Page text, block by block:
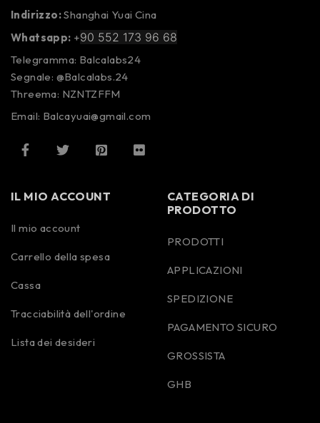
Indirizzo:Shanghai Yuai Cina
Whatsapp: +90 552 173 96 68
Telegramma: Balcalabs24
Segnale: @Balcalabs.24
Threema: NZNTZFFM
Email: Balcayuai@gmail.com
IL MIO ACCOUNT
Il mio account
Carrello della spesa
Cassa
Tracciabilità dell'ordine
Lista dei desideri
CATEGORIA DI
PRODOTTO
PRODOTTI
APPLICAZIONI
SPEDIZIONE
PAGAMENTO SICURO
GROSSISTA
GHB